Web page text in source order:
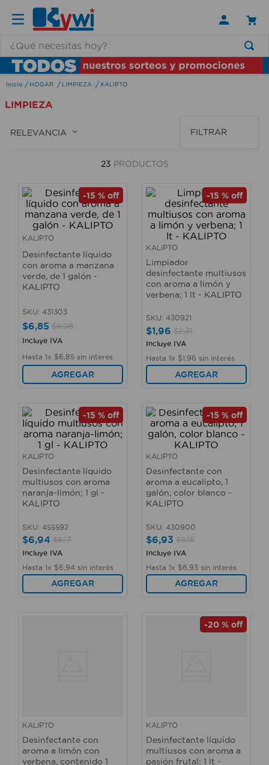
HOGAR LIMPIEZA KALIPTO
LIMPIEZA
RELEVANCIA FILTRAR
23 PRODUCTOS
-15 % off
KALIPTO
Desinfectante líquido
con aroma a manzana
verde, de 1 galón -
KALIPTO
SKU: 431303
$6,85 $8,06
Incluye IVA
Hasta 1x $6 85 sin interés
AGREGAR
-15 % off
KALIPTO
Limpiador
desinfectante multiusos
con aroma a limón y
verbena; 1 lt - KALIPTO
SKU: 430921
$1,96 $2,31
Incluye IVA
Hasta 1x $1 96 sin interés
AGREGAR
-15 % off
KALIPTO
Desinfectante líquido
multiusos con aroma
naranja-limón; 1 gl -
KALIPTO
SKU: 455592
$6,94 $8,17
Incluye IVA
Hasta 1x $6 94 sin interés
AGREGAR
-15 % off
KALIPTO
Desinfectante con
aroma a eucalipto, 1
galón, color blanco -
KALIPTO
SKU: 430900
$6,93 $8,15
Incluye IVA
Hasta 1x $6 93 sin interés
AGREGAR
KALIPTO
Desinfectante con
aroma a limón con
verbena, contenido 1
-20 % off
KALIPTO
Desinfectante líquido
multiusos con aroma a
pasión frutal; 1 lt -
TÉRMINOS MÁS BUSCADOS
1.
lamparas
2.
ducha
3.
silla
escritorio
aspiradora
taladro
cerradura
fregadero